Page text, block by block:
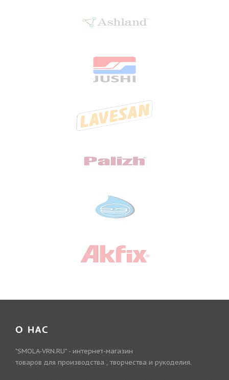
О НАС
"SMOLA-VRN.RU" - интернет-магазин
товаров для производства , творчества и рукоделия.